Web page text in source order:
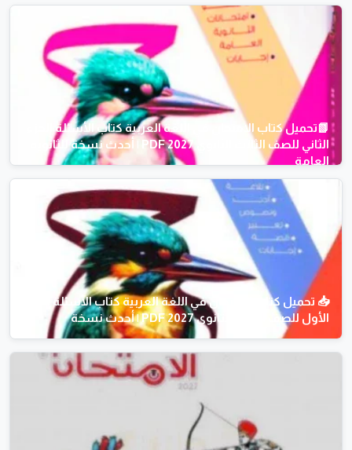
📗تحميل كتاب الامتحان في اللغة العربية كتاب الأسئلة الجزء
الثاني للصف الثالث الثانوي 2027 PDF | أحدث نسخة للثانوية
العامة
📥 تحميل كتاب الامتحان في اللغة العربية كتاب الأسئلة الجزء
الأول للصف الثالث الثانوي 2027 PDF | أحدث نسخة